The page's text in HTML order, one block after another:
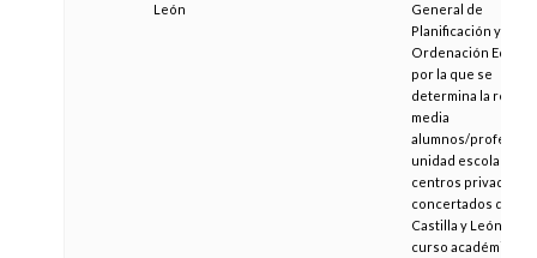
León
General de
Planificación y
Ordenación
por la que se
determina la
media
alumnos/profesor
unidad escolar
centros privados
concertados de
Castilla y León en el
curso académico